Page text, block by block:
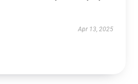
Apr 13, 2025